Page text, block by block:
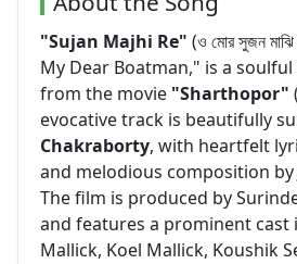
"Sujan Majhi Re" (ও মোর সুজন
My Dear Boatman," is a
from the movie "Sharthopor"
evocative track is beautifully
Chakraborty, with heartfelt
and melodious composition by
The film is produced by
and features a prominent cast
Mallick, Koel Mallick, Koushik